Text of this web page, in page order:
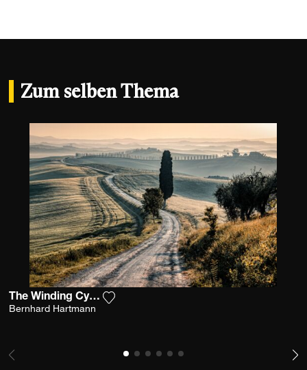
Zum selben Thema
The Winding Cypress Road
Bernhard Hartmann